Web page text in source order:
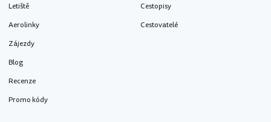
Letiště
Aerolinky
Zájezdy
Blog
Recenze
Promo kódy
Cestopisy
Cestovatelé